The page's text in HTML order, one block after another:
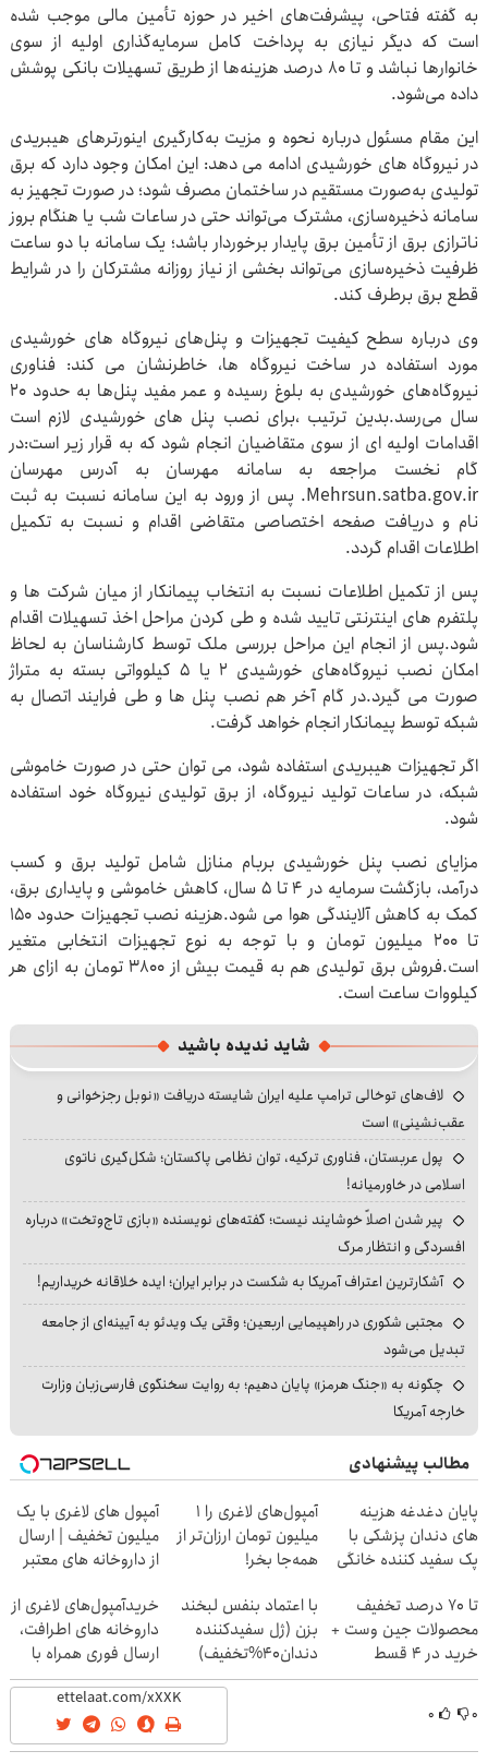
به گفته فتاحی، پیشرفت‌های اخیر در حوزه تأمین مالی موجب شده
است که دیگر نیازی به پرداخت کامل سرمایه‌گذاری اولیه از سوی
خانوارها نباشد و تا ۸۰ درصد هزینه‌ها از طریق تسهیلات بانکی پوشش
داده می‌شود.
این مقام مسئول درباره نحوه و مزیت به‌کارگیری اینورترهای هیبریدی
در نیروگاه های خورشیدی ادامه می دهد: این امکان وجود دارد که برق
تولیدی به‌صورت مستقیم در ساختمان مصرف شود؛ در صورت تجهیز به
سامانه ذخیره‌سازی، مشترک می‌تواند حتی در ساعات شب یا هنگام بروز
ناترازی برق از تأمین برق پایدار برخوردار باشد؛ یک سامانه با دو ساعت
ظرفیت ذخیره‌سازی می‌تواند بخشی از نیاز روزانه مشترکان را در شرایط
قطع برق برطرف کند.
وی درباره سطح کیفیت تجهیزات و پنل‌های نیروگاه های خورشیدی
مورد استفاده در ساخت نیروگاه ها، خاطرنشان می کند: فناوری
نیروگاه‌های خورشیدی به بلوغ رسیده و عمر مفید پنل‌ها به حدود ۲۰
سال می‌رسد.بدین ترتیب ،برای نصب پنل های خورشیدی لازم است
اقدامات اولیه ای از سوی متقاضیان انجام شود که به قرار زیر است:در
گام نخست مراجعه به سامانه مهرسان به آدرس مهرسان
Mehrsun.satba.gov.ir. پس از ورود به این سامانه نسبت به ثبت
نام و دریافت صفحه اختصاصی متقاضی اقدام و نسبت به تکمیل
اطلاعات اقدام گردد.
پس از تکمیل اطلاعات نسبت به انتخاب پیمانکار از میان شرکت ها و
پلتفرم های اینترنتی تایید شده و طی کردن مراحل اخذ تسهیلات اقدام
شود.پس از انجام این مراحل بررسی ملک توسط کارشناسان به لحاظ
امکان نصب نیروگاه‌های خورشیدی ۲ یا ۵ کیلوواتی بسته به متراژ
صورت می گیرد.در گام آخر هم نصب پنل ها و طی فرایند اتصال به
شبکه توسط پیمانکار انجام خواهد گرفت.
اگر تجهیزات هیبریدی استفاده شود، می توان حتی در صورت خاموشی
شبکه، در ساعات تولید نیروگاه، از برق تولیدی نیروگاه خود استفاده
شود.
مزایای نصب پنل خورشیدی بربام منازل شامل تولید برق و کسب
درآمد، بازگشت سرمایه در ۴ تا ۵ سال، کاهش خاموشی و پایداری برق،
کمک به کاهش آلایندگی هوا می شود.هزینه نصب تجهیزات حدود ۱۵۰
تا ۲۰۰ میلیون تومان و با توجه به نوع تجهیزات انتخابی متغیر
است.فروش برق تولیدی هم به قیمت بیش از ۳۸۰۰ تومان به ازای هر
کیلووات ساعت است.
شاید ندیده باشید
لاف‌های توخالی ترامپ علیه ایران شایسته دریافت «نوبل رجزخوانی و
عقب‌نشینی» است
پول عربستان، فناوری ترکیه، توان نظامی پاکستان؛ شکل‌گیری ناتوی
اسلامی در خاورمیانه!
پیر شدن اصلاً خوشایند نیست؛ گفته‌های نویسنده «بازی تاج‌وتخت» درباره
افسردگی و انتظار مرگ
آشکارترین اعتراف آمریکا به شکست در برابر ایران؛ ایده خلاقانه خریداریم!
مجتبی شکوری در راهپیمایی اربعین؛ وقتی یک ویدئو به آیینه‌ای از جامعه
تبدیل می‌شود
چگونه به «جنگ هرمز» پایان دهیم؛ به روایت سخنگوی فارسی‌زبان وزارت
خارجه آمریکا
مطالب پیشنهادی
پایان دغدغه هزینه
های دندان پزشکی با
پک سفید کننده خانگی
آمپول‌های لاغری را ۱
میلیون تومان ارزان‌تر از
همه‌جا بخر!
آمپول های لاغری با یک
میلیون تخفیف | ارسال
از داروخانه های معتبر
تا 70 درصد تخفیف
محصولات جین وست +
خرید در 4 قسط
با اعتماد بنفس لبخند
بزن (ژل سفیدکننده
دندان40%تخفیف)
خریدآمپول‌های لاغری از
داروخانه های اطرافت،
ارسال فوری همراه با
پک یخ!
۰ ۰